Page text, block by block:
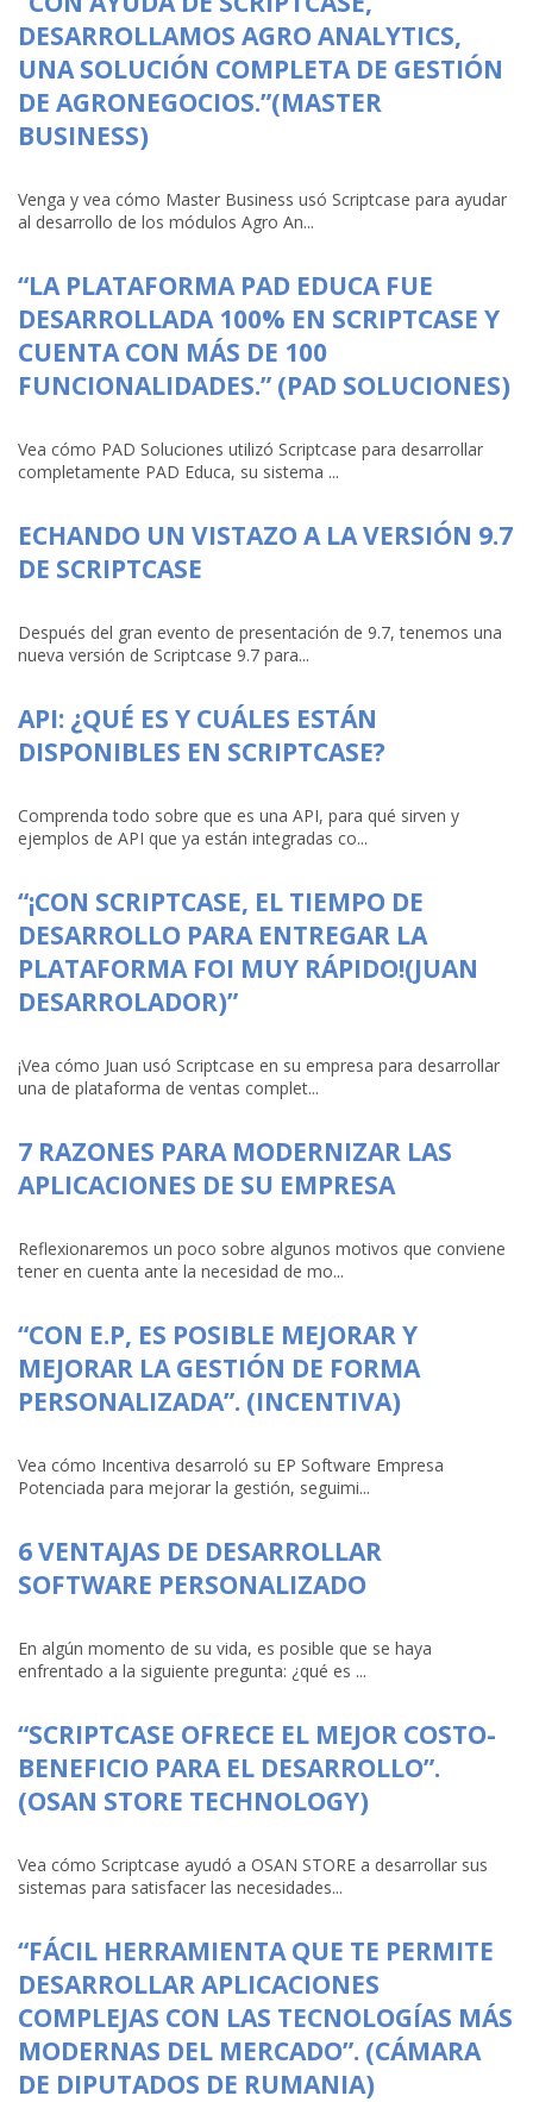
DESARROLLAMOS AGRO ANALYTICS,
UNA SOLUCIÓN COMPLETA DE GESTIÓN
DE AGRONEGOCIOS.”(MASTER
BUSINESS)
Venga y vea cómo Master Business usó Scriptcase para ayudar
al desarrollo de los módulos Agro An...
“LA PLATAFORMA PAD EDUCA FUE
DESARROLLADA 100% EN SCRIPTCASE Y
CUENTA CON MÁS DE 100
FUNCIONALIDADES.” (PAD SOLUCIONES)
Vea cómo PAD Soluciones utilizó Scriptcase para desarrollar
completamente PAD Educa, su sistema ...
ECHANDO UN VISTAZO A LA VERSIÓN 9.7
DE SCRIPTCASE
Después del gran evento de presentación de 9.7, tenemos una
nueva versión de Scriptcase 9.7 para...
API: ¿QUÉ ES Y CUÁLES ESTÁN
DISPONIBLES EN SCRIPTCASE?
Comprenda todo sobre que es una API, para qué sirven y
ejemplos de API que ya están integradas co...
“¡CON SCRIPTCASE, EL TIEMPO DE
DESARROLLO PARA ENTREGAR LA
PLATAFORMA FOI MUY RÁPIDO!(JUAN
DESARROLADOR)”
¡Vea cómo Juan usó Scriptcase en su empresa para desarrollar
una de plataforma de ventas complet...
7 RAZONES PARA MODERNIZAR LAS
APLICACIONES DE SU EMPRESA
Reflexionaremos un poco sobre algunos motivos que conviene
tener en cuenta ante la necesidad de mo...
“CON E.P, ES POSIBLE MEJORAR Y
MEJORAR LA GESTIÓN DE FORMA
PERSONALIZADA”. (INCENTIVA)
Vea cómo Incentiva desarroló su EP Software Empresa
Potenciada para mejorar la gestión, seguimi...
6 VENTAJAS DE DESARROLLAR
SOFTWARE PERSONALIZADO
En algún momento de su vida, es posible que se haya
enfrentado a la siguiente pregunta: ¿qué es ...
“SCRIPTCASE OFRECE EL MEJOR COSTO-
BENEFICIO PARA EL DESARROLLO”.
(OSAN STORE TECHNOLOGY)
Vea cómo Scriptcase ayudó a OSAN STORE a desarrollar sus
sistemas para satisfacer las necesidades...
“FÁCIL HERRAMIENTA QUE TE PERMITE
DESARROLLAR APLICACIONES
COMPLEJAS CON LAS TECNOLOGÍAS MÁS
MODERNAS DEL MERCADO”. (CÁMARA
DE DIPUTADOS DE RUMANIA)